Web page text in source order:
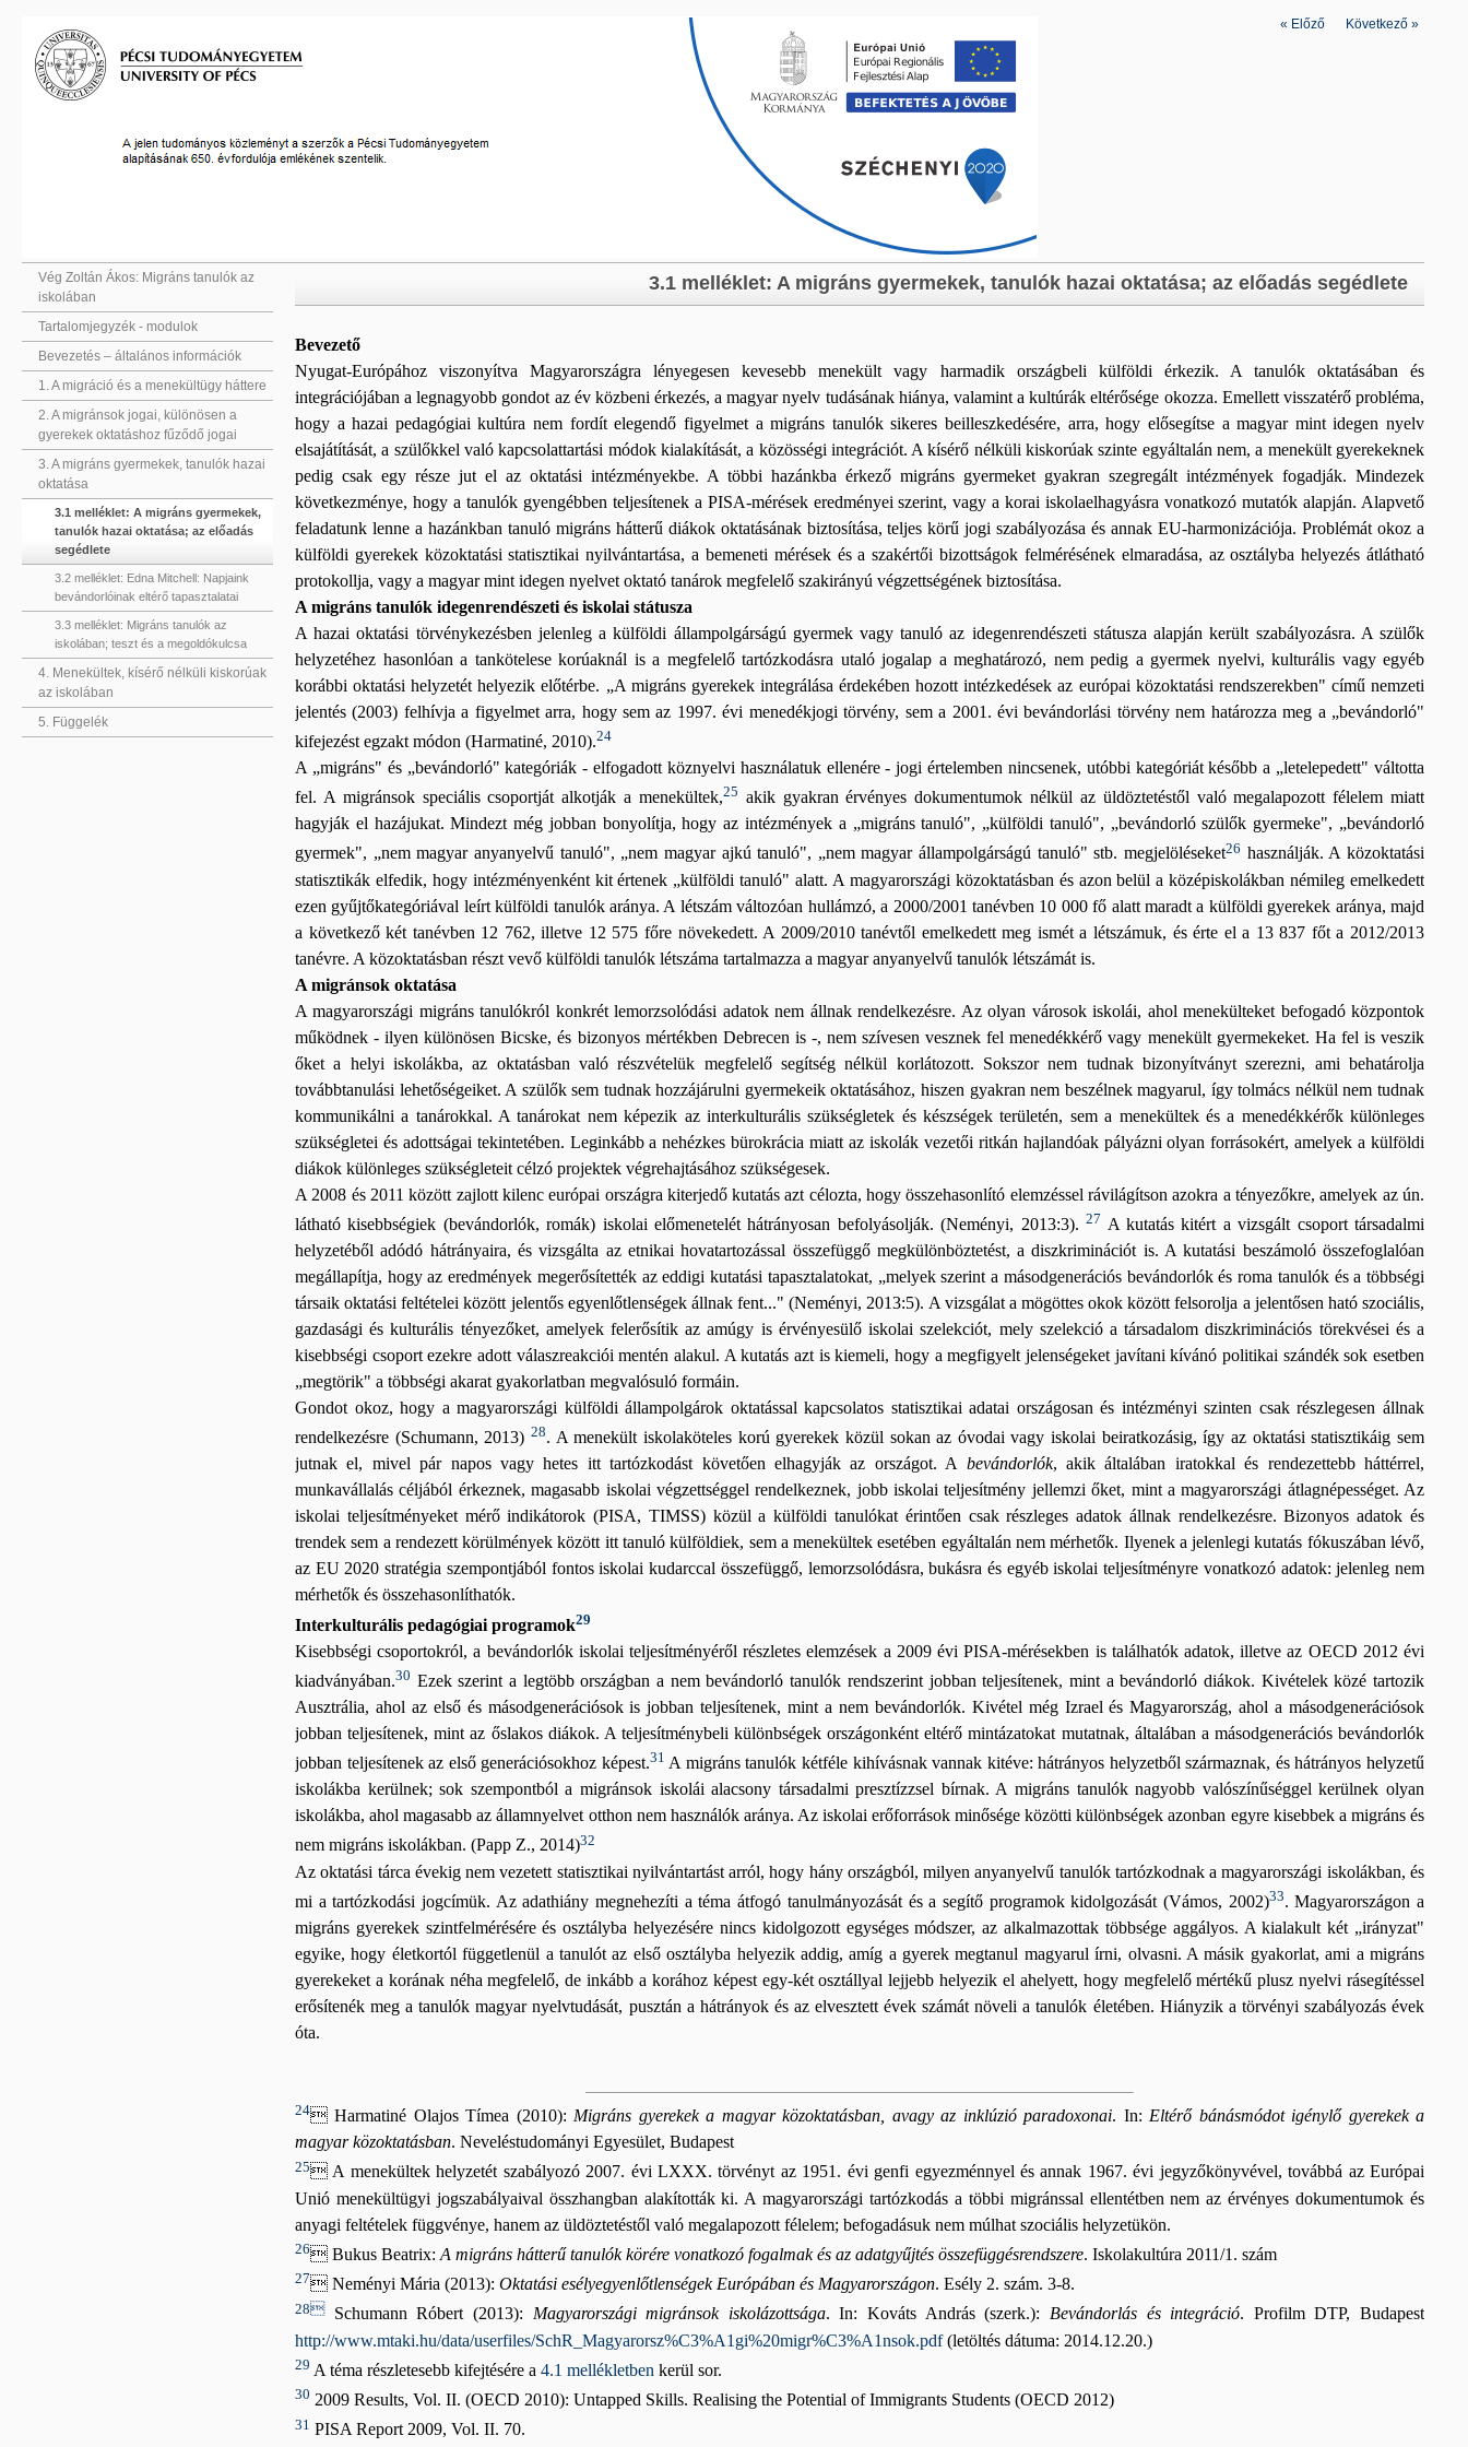
Skip navigation
Vég Zoltán Ákos: Migráns tanulók az
iskolában
Tartalomjegyzék - modulok
Bevezetés – általános információk
1. A migráció és a menekültügy háttere
2. A migránsok jogai, különösen a
gyerekek oktatáshoz fűződő jogai
3. A migráns gyermekek, tanulók hazai
oktatása
3.1 melléklet: A migráns gyermekek,
tanulók hazai oktatása; az előadás
segédlete
3.2 melléklet: Edna Mitchell: Napjaink
bevándorlóinak eltérő tapasztalatai
3.3 melléklet: Migráns tanulók az
iskolában; teszt és a megoldókulcsa
4. Menekültek, kísérő nélküli kiskorúak
az iskolában
5. Függelék
« Előző Következő »
3.1 melléklet: A migráns gyermekek, tanulók hazai oktatása; az előadás segédlete
Bevezető
Nyugat-Európához viszonyítva Magyarországra lényegesen kevesebb menekült vagy harmadik országbeli külföldi érkezik. A tanulók oktatásában és
integrációjában a legnagyobb gondot az év közbeni érkezés, a magyar nyelv tudásának hiánya, valamint a kultúrák eltérősége okozza. Emellett visszatérő probléma,
hogy a hazai pedagógiai kultúra nem fordít elegendő figyelmet a migráns tanulók sikeres beilleszkedésére, arra, hogy elősegítse a magyar mint idegen nyelv
elsajátítását, a szülőkkel való kapcsolattartási módok kialakítását, a közösségi integrációt. A kísérő nélküli kiskorúak szinte egyáltalán nem, a menekült gyerekeknek
pedig csak egy része jut el az oktatási intézményekbe. A többi hazánkba érkező migráns gyermeket gyakran szegregált intézmények fogadják. Mindezek
következménye, hogy a tanulók gyengébben teljesítenek a PISA-mérések eredményei szerint, vagy a korai iskolaelhagyásra vonatkozó mutatók alapján. Alapvető
feladatunk lenne a hazánkban tanuló migráns hátterű diákok oktatásának biztosítása, teljes körű jogi szabályozása és annak EU-harmonizációja. Problémát okoz a
külföldi gyerekek közoktatási statisztikai nyilvántartása, a bemeneti mérések és a szakértői bizottságok felmérésének elmaradása, az osztályba helyezés átlátható
protokollja, vagy a magyar mint idegen nyelvet oktató tanárok megfelelő szakirányú végzettségének biztosítása.
A migráns tanulók idegenrendészeti és iskolai státusza
A hazai oktatási törvénykezésben jelenleg a külföldi állampolgárságú gyermek vagy tanuló az idegenrendészeti státusza alapján került szabályozásra. A szülők
helyzetéhez hasonlóan a tankötelese korúaknál is a megfelelő tartózkodásra utaló jogalap a meghatározó, nem pedig a gyermek nyelvi, kulturális vagy egyéb
korábbi oktatási helyzetét helyezik előtérbe. „A migráns gyerekek integrálása érdekében hozott intézkedések az európai közoktatási rendszerekben" című nemzeti
jelentés (2003) felhívja a figyelmet arra, hogy sem az 1997. évi menedékjogi törvény, sem a 2001. évi bevándorlási törvény nem határozza meg a „bevándorló"
kifejezést egzakt módon (Harmatiné, 2010).24
A „migráns" és „bevándorló" kategóriák - elfogadott köznyelvi használatuk ellenére - jogi értelemben nincsenek, utóbbi kategóriát később a „letelepedett" váltotta
fel. A migránsok speciális csoportját alkotják a menekültek,25 akik gyakran érvényes dokumentumok nélkül az üldöztetéstől való megalapozott félelem miatt
hagyják el hazájukat. Mindezt még jobban bonyolítja, hogy az intézmények a „migráns tanuló", „külföldi tanuló", „bevándorló szülők gyermeke", „bevándorló
gyermek", „nem magyar anyanyelvű tanuló", „nem magyar ajkú tanuló", „nem magyar állampolgárságú tanuló" stb. megjelöléseket26 használják. A közoktatási
statisztikák elfedik, hogy intézményenként kit értenek „külföldi tanuló" alatt. A magyarországi közoktatásban és azon belül a középiskolákban némileg emelkedett
ezen gyűjtőkategóriával leírt külföldi tanulók aránya. A létszám változóan hullámzó, a 2000/2001 tanévben 10 000 fő alatt maradt a külföldi gyerekek aránya, majd
a következő két tanévben 12 762, illetve 12 575 főre növekedett. A 2009/2010 tanévtől emelkedett meg ismét a létszámuk, és érte el a 13 837 főt a 2012/2013
tanévre. A közoktatásban részt vevő külföldi tanulók létszáma tartalmazza a magyar anyanyelvű tanulók létszámát is.
A migránsok oktatása
A magyarországi migráns tanulókról konkrét lemorzsolódási adatok nem állnak rendelkezésre. Az olyan városok iskolái, ahol menekülteket befogadó központok
működnek - ilyen különösen Bicske, és bizonyos mértékben Debrecen is -, nem szívesen vesznek fel menedékkérő vagy menekült gyermekeket. Ha fel is veszik
őket a helyi iskolákba, az oktatásban való részvételük megfelelő segítség nélkül korlátozott. Sokszor nem tudnak bizonyítványt szerezni, ami behatárolja
továbbtanulási lehetőségeiket. A szülők sem tudnak hozzájárulni gyermekeik oktatásához, hiszen gyakran nem beszélnek magyarul, így tolmács nélkül nem tudnak
kommunikálni a tanárokkal. A tanárokat nem képezik az interkulturális szükségletek és készségek területén, sem a menekültek és a menedékkérők különleges
szükségletei és adottságai tekintetében. Leginkább a nehézkes bürokrácia miatt az iskolák vezetői ritkán hajlandóak pályázni olyan forrásokért, amelyek a külföldi
diákok különleges szükségleteit célzó projektek végrehajtásához szükségesek.
A 2008 és 2011 között zajlott kilenc európai országra kiterjedő kutatás azt célozta, hogy összehasonlító elemzéssel rávilágítson azokra a tényezőkre, amelyek az ún.
látható kisebbségiek (bevándorlók, romák) iskolai előmenetelét hátrányosan befolyásolják. (Neményi, 2013:3).27 A kutatás kitért a vizsgált csoport társadalmi
helyzetéből adódó hátrányaira, és vizsgálta az etnikai hovatartozással összefüggő megkülönböztetést, a diszkriminációt is. A kutatási beszámoló összefoglalóan
megállapítja, hogy az eredmények megerősítették az eddigi kutatási tapasztalatokat, „melyek szerint a másodgenerációs bevándorlók és roma tanulók és a többségi
társaik oktatási feltételei között jelentős egyenlőtlenségek állnak fent..." (Neményi, 2013:5). A vizsgálat a mögöttes okok között felsorolja a jelentősen ható szociális,
gazdasági és kulturális tényezőket, amelyek felerősítik az amúgy is érvényesülő iskolai szelekciót, mely szelekció a társadalom diszkriminációs törekvései és a
kisebbségi csoport ezekre adott válaszreakciói mentén alakul. A kutatás azt is kiemeli, hogy a megfigyelt jelenségeket javítani kívánó politikai szándék sok esetben
„megtörik" a többségi akarat gyakorlatban megvalósuló formáin.
Gondot okoz, hogy a magyarországi külföldi állampolgárok oktatással kapcsolatos statisztikai adatai országosan és intézményi szinten csak részlegesen állnak
rendelkezésre (Schumann, 2013) 28. A menekült iskolaköteles korú gyerekek közül sokan az óvodai vagy iskolai beiratkozásig, így az oktatási statisztikáig sem
jutnak el, mivel pár napos vagy hetes itt tartózkodást követően elhagyják az országot. A bevándorlók, akik általában iratokkal és rendezettebb háttérrel,
munkavállalás céljából érkeznek, magasabb iskolai végzettséggel rendelkeznek, jobb iskolai teljesítmény jellemzi őket, mint a magyarországi átlagnépességet. Az
iskolai teljesítményeket mérő indikátorok (PISA, TIMSS) közül a külföldi tanulókat érintően csak részleges adatok állnak rendelkezésre. Bizonyos adatok és
trendek sem a rendezett körülmények között itt tanuló külföldiek, sem a menekültek esetében egyáltalán nem mérhetők. Ilyenek a jelenlegi kutatás fókuszában lévő,
az EU 2020 stratégia szempontjából fontos iskolai kudarccal összefüggő, lemorzsolódásra, bukásra és egyéb iskolai teljesítményre vonatkozó adatok: jelenleg nem
mérhetők és összehasonlíthatók.
Interkulturális pedagógiai programok29
Kisebbségi csoportokról, a bevándorlók iskolai teljesítményéről részletes elemzések a 2009 évi PISA-mérésekben is találhatók adatok, illetve az OECD 2012 évi
kiadványában.30 Ezek szerint a legtöbb országban a nem bevándorló tanulók rendszerint jobban teljesítenek, mint a bevándorló diákok. Kivételek közé tartozik
Ausztrália, ahol az első és másodgenerációsok is jobban teljesítenek, mint a nem bevándorlók. Kivétel még Izrael és Magyarország, ahol a másodgenerációsok
jobban teljesítenek, mint az őslakos diákok. A teljesítménybeli különbségek országonként eltérő mintázatokat mutatnak, általában a másodgenerációs bevándorlók
jobban teljesítenek az első generációsokhoz képest.31 A migráns tanulók kétféle kihívásnak vannak kitéve: hátrányos helyzetből származnak, és hátrányos helyzetű
iskolákba kerülnek; sok szempontból a migránsok iskolái alacsony társadalmi presztízzsel bírnak. A migráns tanulók nagyobb valószínűséggel kerülnek olyan
iskolákba, ahol magasabb az államnyelvet otthon nem használók aránya. Az iskolai erőforrások minősége közötti különbségek azonban egyre kisebbek a migráns és
nem migráns iskolákban. (Papp Z., 2014)32
Az oktatási tárca évekig nem vezetett statisztikai nyilvántartást arról, hogy hány országból, milyen anyanyelvű tanulók tartózkodnak a magyarországi iskolákban, és
mi a tartózkodási jogcímük. Az adathiány megnehezíti a téma átfogó tanulmányozását és a segítő programok kidolgozását (Vámos, 2002)33. Magyarországon a
migráns gyerekek szintfelmérésére és osztályba helyezésére nincs kidolgozott egységes módszer, az alkalmazottak többsége aggályos. A kialakult két „irányzat"
egyike, hogy életkortól függetlenül a tanulót az első osztályba helyezik addig, amíg a gyerek megtanul magyarul írni, olvasni. A másik gyakorlat, ami a migráns
gyerekeket a korának néha megfelelő, de inkább a korához képest egy-két osztállyal lejjebb helyezik el ahelyett, hogy megfelelő mértékű plusz nyelvi rásegítéssel
erősítenék meg a tanulók magyar nyelvtudását, pusztán a hátrányok és az elvesztett évek számát növeli a tanulók életében. Hiányzik a törvényi szabályozás évek
óta.
24 Harmatiné Olajos Tímea (2010): Migráns gyerekek a magyar közoktatásban, avagy az inklúzió paradoxonai. In: Eltérő bánásmódot igénylő gyerekek a
magyar közoktatásban. Neveléstudományi Egyesület, Budapest
25 A menekültek helyzetét szabályozó 2007. évi LXXX. törvényt az 1951. évi genfi egyezménnyel és annak 1967. évi jegyzőkönyvével, továbbá az Európai
Unió menekültügyi jogszabályaival összhangban alakították ki. A magyarországi tartózkodás a többi migránssal ellentétben nem az érvényes dokumentumok és
anyagi feltételek függvénye, hanem az üldöztetéstől való megalapozott félelem; befogadásuk nem múlhat szociális helyzetükön.
26 Bukus Beatrix: A migráns hátterű tanulók körére vonatkozó fogalmak és az adatgyűjtés összefüggésrendszere. Iskolakultúra 2011/1. szám
27 Neményi Mária (2013): Oktatási esélyegyenlőtlenségek Európában és Magyarországon. Esély 2. szám. 3-8.
28Schumann Róbert (2013): Magyarországi migránsok iskolázottsága. In: Kováts András (szerk.): Bevándorlás és integráció. Profilm DTP, Budapest
http://www.mtaki.hu/data/userfiles/SchR_Magyarorsz%C3%A1gi%20migr%C3%A1nsok.pdf(letöltés dátuma: 2014.12.20.)
29 A téma részletesebb kifejtésére a 4.1 mellékletben kerül sor.
30 2009 Results, Vol. II. (OECD 2010): Untapped Skills. Realising the Potential of Immigrants Students (OECD 2012)
31 PISA Report 2009, Vol. II. 70.